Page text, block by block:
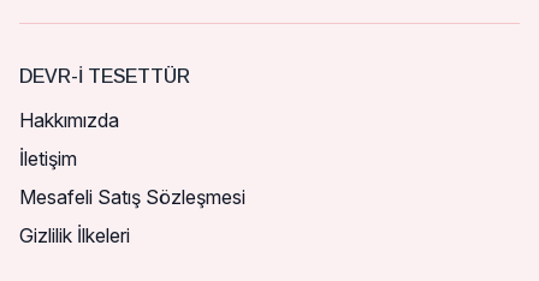
DEVR-I TESETTÜR
Hakkımızda
İletişim
Mesafeli Satış Sözleşmesi
Gizlilik İlkeleri